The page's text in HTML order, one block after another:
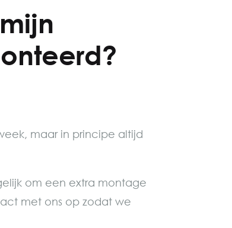
maar in principe altijd
om een extra montage
met ons op zodat we